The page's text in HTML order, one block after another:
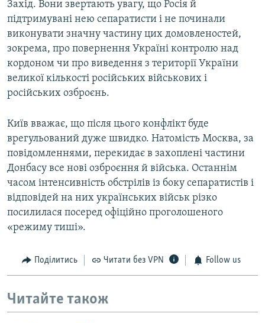
Захід. Вони звертають увагу, що Росія й
підтримувані нею сепаратисти і не починали
виконувати значну частину цих домовленостей,
зокрема, про повернення Україні контролю над
кордоном чи про виведення з території України
великої кількості російських військових і
російських озброєнь.
Київ вважає, що після цього конфлікт буде
врегульований дуже швидко. Натомість Москва, за
повідомленнями, перекидає в захоплені частини
Донбасу все нові озброєння й війська. Останнім
часом інтенсивність обстрілів із боку сепаратистів і
відповідей на них українських військ різко
посилилася посеред офіційно проголошеного
«режиму тиші».
Поділитись Читати без VPN Follow us
Читайте також